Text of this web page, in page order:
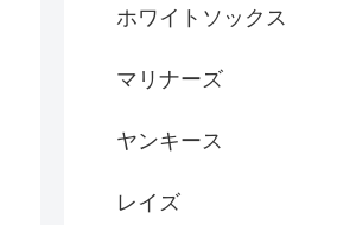
ホワイトソックス
マリナーズ
ヤンキース
レイズ